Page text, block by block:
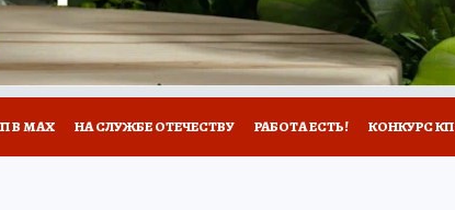
В МАХ НА СЛУЖБЕ ОТЕЧЕСТВУ РАБОТА ЕСТЬ! КОНКУРС КП